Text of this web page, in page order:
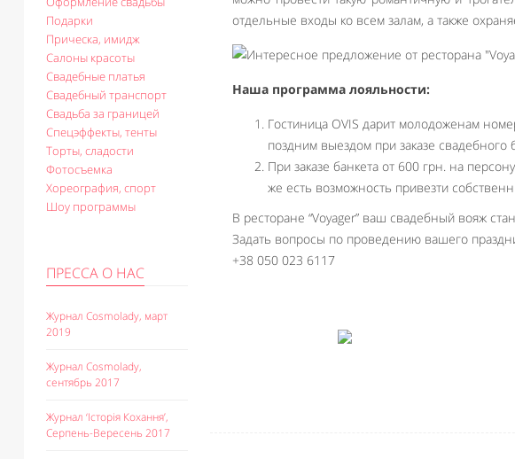
Подарки
Прическа, имидж
Салоны красоты
Свадебные платья
Свадебный транспорт
Свадьба за границей
Спецэффекты, тенты
Торты, сладости
Фотосъемка
Хореография, спорт
Шоу программы
ПРЕССА О НАС
Журнал Cosmolady, март
2019
Журнал Cosmolady,
сентябрь 2017
Журнал ‘Історія Кохання’,
Серпень-Вересень 2017
отдельные входы ко всем залам, а также
Наша программа лояльности:
Гостиница OVIS дарит молодоженам
поздним выездом при заказе свадебного
При заказе банкета от 600 грн. на
же есть возможность привезти
В ресторане “Voyager” ваш свадебный вояж
Задать вопросы по проведению вашего
+38 050 023 6117